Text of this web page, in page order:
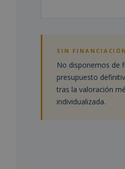
SIN FINANCIACIÓN
No disponemos de
presupuesto
tras la valoración
individualizada.